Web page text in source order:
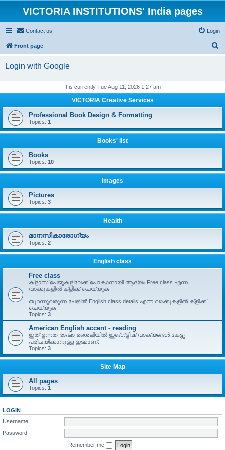
VICTORIA INSTITUTIONS' India pages
Contact us Login
Front page
c
Login with Google
It is currently Tue Aug 11, 2026 1:27 am
VICTORIA Creative Services
Professional Book Design & Formatting
Topics: 1
Books' list
Books
Topics: 10
Images
Pictures
Topics: 3
Health
മാനസികാരോഗ്യം
Topics: 2
English class
Free class
ക്ളാസ് പേജുകളിലേക്ക് പോകാനായി ആദ്യം Free class എന്ന
വാക്കുകളിൽ ക്ളിക്ക് ചെയ്യുക.
തുറന്നുവരുന്ന പേജിൽ English class details എന്ന വാക്കുകളിൽ ക്ളിക്ക്
ചെയ്യുക.
Topics: 3
American English accent - reading
ഇത് ഉന്നത ഭാഷാ ശൈലിയിൽ ഇങ്ഗ്ളിഷ് വാക്യങ്ങൾ കേട്ടു
പരിചയിക്കാനുള്ള ഇടമാണ്.
Topics: 3
Site Map
All pages
Topics: 1
LOGIN
Username:
Password:
Remember me